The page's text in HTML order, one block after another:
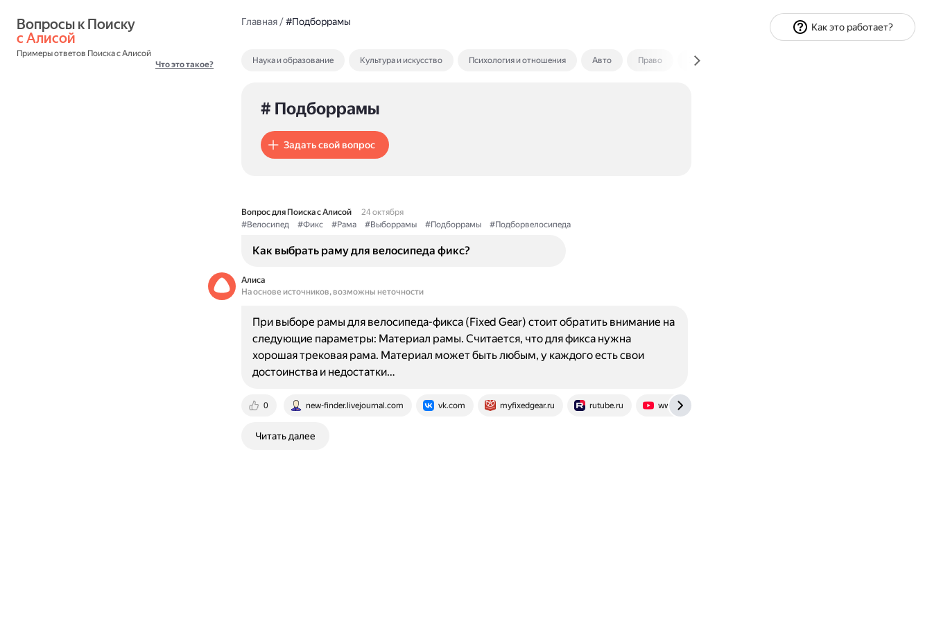
с Алисой
Примеры ответов Поиска с Алисой
Что это такое?
Главная/#Подборрамы
Наука и образование Культура и искусство Психология и отношения Авто Право Экономика и финансы
# Подборрамы
Задать свой вопрос
Вопрос для Поиска с Алисой
24 октября
#Велосипед
#Фикс #Рама #Выборрамы #Подборрамы #Подборвелосипеда
Как выбрать раму для велосипеда фикс?
Алиса
На основе источников, возможны неточности
0 new-finder.livejournal.com vk.com myfixedgear.ru rutube.ru www.youtube.com
При выборе рамы для велосипеда-фикса (Fixed Gear) стоит обратить внимание на
следующие параметры: Материал рамы. Считается, что для фикса нужна
хорошая трековая рама. Материал может быть любым, у каждого есть свои
достоинства и недостатки…
Читать далее
Как это работает?